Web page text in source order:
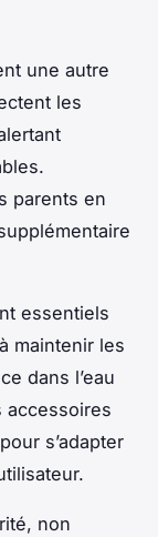
une autre
les
parents en
essentiels
maintenir les
dans l’eau
accessoires
s’adapter
non